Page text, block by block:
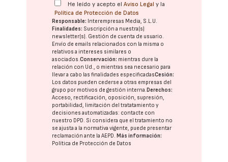
He leído y acepto elAviso Legal y la
Política de Protección de Datos
Responsable: Interempresas Media, S.L.U.
Finalidades: Suscripción a nuestra(s)
newsletter(s). Gestión de cuenta de usuario.
Envío de emails relacionados con la misma o
relativos a intereses similares o
asociados.Conservación: mientras dure la
relación con Ud., o mientras sea necesario para
llevar a cabo las finalidades especificadasCesión:
Los datos pueden cederse a otras empresas del
grupo por motivos de gestión interna. Derechos:
Acceso, rectificación, oposición, supresión,
portabilidad, limitación del tratatamiento y
decisiones automatizadas: contacte con
nuestro DPD. Si considera que el tratamiento no
se ajusta a la normativa vigente, puede presentar
reclamación ante laAEPD. Más información:
Política de Protección de Datos